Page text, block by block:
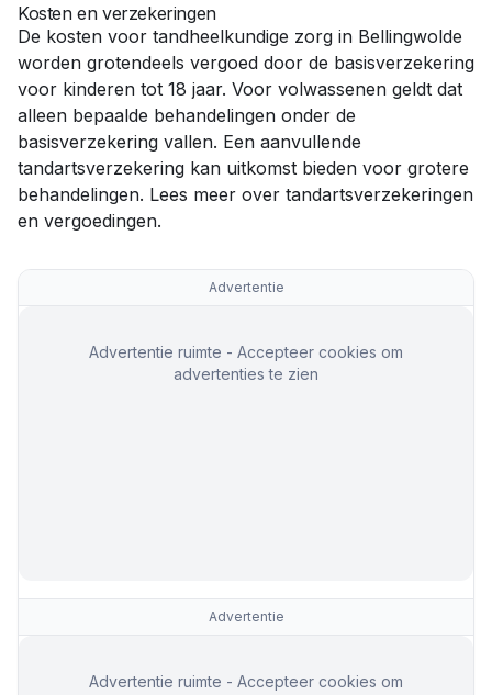
Kosten en verzekeringen
De kosten voor tandheelkundige zorg in Bellingwolde
worden grotendeels vergoed door de basisverzekering
voor kinderen tot 18 jaar. Voor volwassenen geldt dat
alleen bepaalde behandelingen onder de
basisverzekering vallen. Een aanvullende
tandartsverzekering kan uitkomst bieden voor grotere
behandelingen. Lees meer over tandartsverzekeringen
en vergoedingen.
Advertentie
Advertentie ruimte - Accepteer cookies om
advertenties te zien
Advertentie
Advertentie ruimte - Accepteer cookies om